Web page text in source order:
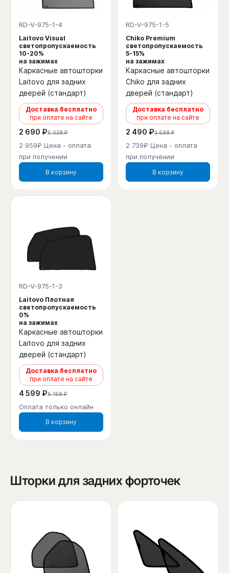
RD-V-975-1-4
Laitovo Visual
светопропускаемость
10-20%
на зажимах
Каркасные автошторки
Laitovo для задних
дверей (стандарт)
Доставка бесплатно
при оплате на сайте
2 690 ₽5 038 ₽
2 959₽ Цена - оплата
при получении
В корзину
RD-V-975-1-5
Chiko Premium
светопропускаемость
5-15%
на зажимах
Каркасные автошторки
Chiko для задних
дверей (стандарт)
Доставка бесплатно
при оплате на сайте
2 490 ₽3 598 ₽
2 739₽ Цена - оплата
при получении
В корзину
RD-V-975-1-3
Laitovo Плотная
светопропускаемость
0%
на зажимах
Каркасные автошторки
Laitovo для задних
дверей (стандарт)
Доставка бесплатно
при оплате на сайте
4 599 ₽5 158 ₽
Оплата только онлайн
В корзину
Шторки для задних форточек